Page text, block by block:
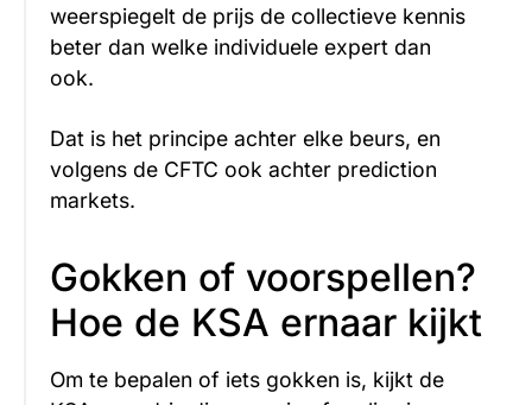
weerspiegelt de prijs de collectieve kennis
beter dan welke individuele expert dan
ook.
Dat is het principe achter elke beurs, en
volgens de CFTC ook achter prediction
markets.
Gokken of voorspellen?
Hoe de KSA ernaar kijkt
Om te bepalen of iets gokken is, kijkt de